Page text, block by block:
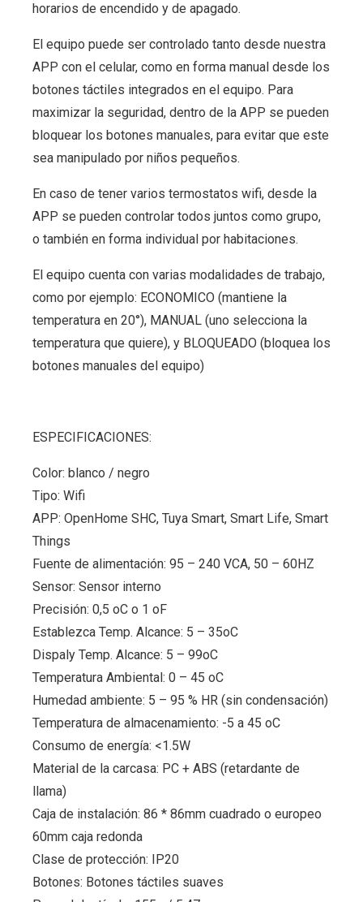
horarios de encendido y de apagado.
El equipo puede ser controlado tanto desde nuestra
APP con el celular, como en forma manual desde los
botones táctiles integrados en el equipo. Para
maximizar la seguridad, dentro de la APP se pueden
bloquear los botones manuales, para evitar que este
sea manipulado por niños pequeños.
En caso de tener varios termostatos wifi, desde la
APP se pueden controlar todos juntos como grupo,
o también en forma individual por habitaciones.
El equipo cuenta con varias modalidades de trabajo,
como por ejemplo: ECONOMICO (mantiene la
temperatura en 20°), MANUAL (uno selecciona la
temperatura que quiere), y BLOQUEADO (bloquea los
botones manuales del equipo)
ESPECIFICACIONES:
Color: blanco / negro
Tipo: Wifi
APP: OpenHome SHC, Tuya Smart, Smart Life, Smart
Things
Fuente de alimentación: 95 – 240 VCA, 50 – 60HZ
Sensor: Sensor interno
Precisión: 0,5 oC o 1 oF
Establezca Temp. Alcance: 5 – 35oC
Dispaly Temp. Alcance: 5 – 99oC
Temperatura Ambiental: 0 – 45 oC
Humedad ambiente: 5 – 95 % HR (sin condensación)
Temperatura de almacenamiento: -5 a 45 oC
Consumo de energía: <1.5W
Material de la carcasa: PC + ABS (retardante de
llama)
Caja de instalación: 86 * 86mm cuadrado o europeo
60mm caja redonda
Clase de protección: IP20
Botones: Botones táctiles suaves